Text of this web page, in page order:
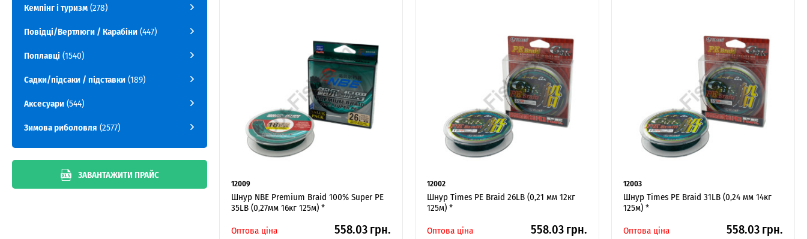
12009
Шнур NBE Premium Braid 100% Super PE
35LB (0,27мм 16кг 125м) *
Оптова ціна
558.03 грн.
12002
Шнур Times PE Braid 26LB (0,21 мм 12кг
125м) *
Оптова ціна
558.03 грн.
12003
Шнур Times PE Braid 31LB (0,24 мм 14кг
125м) *
Оптова ціна
558.03 грн.
Кемпінг і туризм(278)
Повідці/Вертлюги / Карабіни(447)
Поплавці (1540)
Садки/підсаки / підставки(189)
Аксесуари(544)
Зимова риболовля (2577)
ЗАВАНТАЖИТИ ПРАЙС